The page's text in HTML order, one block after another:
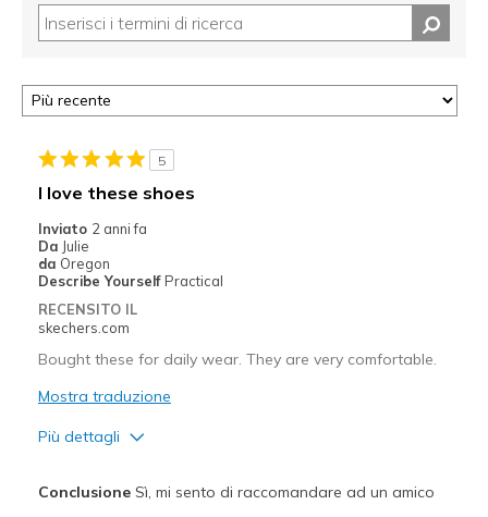
5
I love these shoes
Inviato 2 anni fa
Da Julie
da Oregon
Describe Yourself Practical
RECENSITO IL
skechers.com
Bought these for daily wear. They are very comfortable.
Mostra traduzione
Più dettagli
ConclusioneSì, mi sento di raccomandare ad un amico